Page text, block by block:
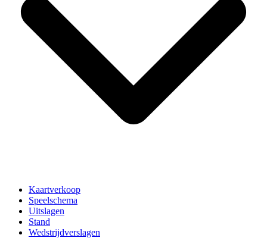
Kaartverkoop
Speelschema
Uitslagen
Stand
Wedstrijdverslagen